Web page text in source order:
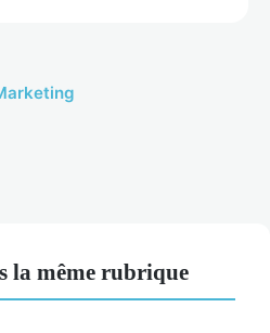
même rubrique